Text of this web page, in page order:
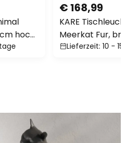
hoch,
€ 168,99
KARE
Meerkat Fur,
Lieferzeit: 10 - 15